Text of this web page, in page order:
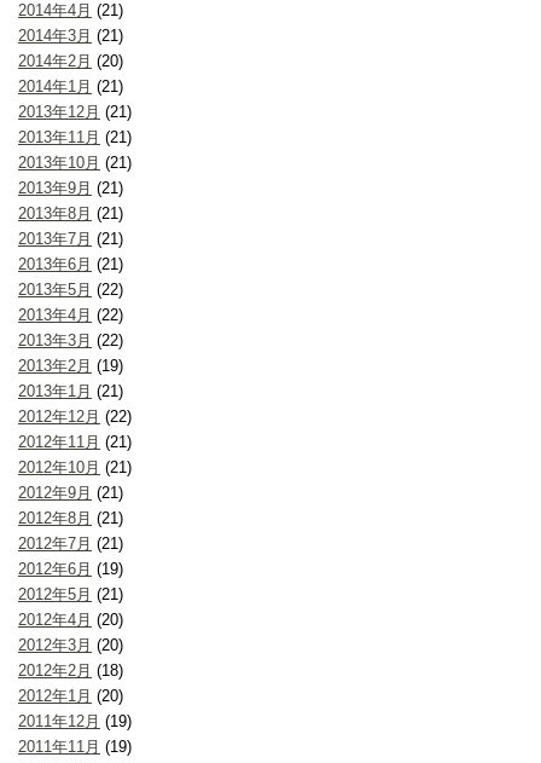
2014年4月 (21)
2014年3月 (21)
2014年2月 (20)
2014年1月 (21)
2013年12月 (21)
2013年11月 (21)
2013年10月 (21)
2013年9月 (21)
2013年8月 (21)
2013年7月 (21)
2013年6月 (21)
2013年5月 (22)
2013年4月 (22)
2013年3月 (22)
2013年2月 (19)
2013年1月 (21)
2012年12月 (22)
2012年11月 (21)
2012年10月 (21)
2012年9月 (21)
2012年8月 (21)
2012年7月 (21)
2012年6月 (19)
2012年5月 (21)
2012年4月 (20)
2012年3月 (20)
2012年2月 (18)
2012年1月 (20)
2011年12月 (19)
2011年11月 (19)